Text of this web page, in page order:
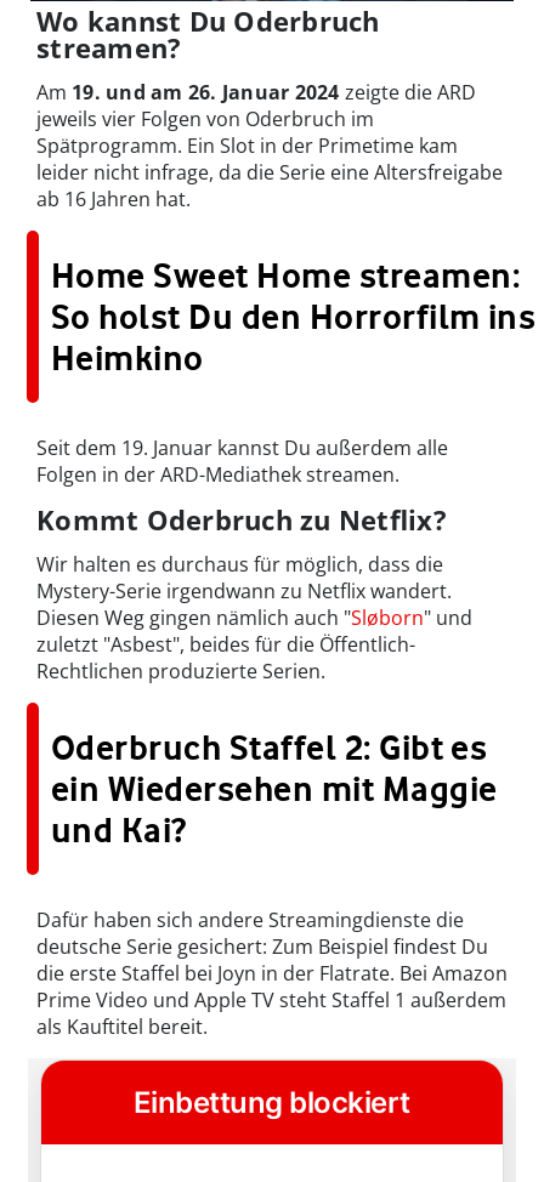
Wo kannst Du Oderbruch
streamen?
Am 19. und am 26. Januar 2024 zeigte die ARD
jeweils vier Folgen von Oderbruch im
Spätprogramm. Ein Slot in der Primetime kam
leider nicht infrage, da die Serie eine Altersfreigabe
ab 16 Jahren hat.
Home Sweet Home streamen:
So holst Du den Horrorfilm ins
Heimkino
Seit dem 19. Januar kannst Du außerdem alle
Folgen in der ARD-Mediathek streamen.
Kommt Oderbruch zu Netflix?
Wir halten es durchaus für möglich, dass die
Mystery-Serie irgendwann zu Netflix wandert.
Diesen Weg gingen nämlich auch "Sløborn" und
zuletzt "Asbest", beides für die Öffentlich-
Rechtlichen produzierte Serien.
Oderbruch Staffel 2: Gibt es
ein Wiedersehen mit Maggie
und Kai?
Dafür haben sich andere Streamingdienste die
deutsche Serie gesichert: Zum Beispiel findest Du
die erste Staffel bei Joyn in der Flatrate. Bei Amazon
Prime Video und Apple TV steht Staffel 1 außerdem
als Kauftitel bereit.